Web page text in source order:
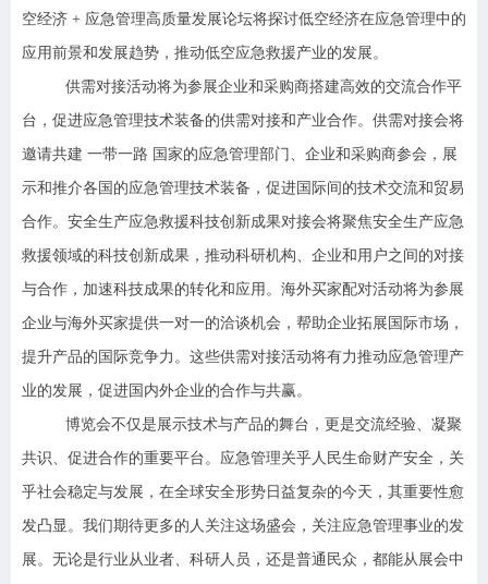
空经济 + 应急管理高质量发展论坛将探讨低空经济在应急管理中的
应用前景和发展趋势，推动低空应急救援产业的发展。
供需对接活动将为参展企业和采购商搭建高效的交流合作平
台，促进应急管理技术装备的供需对接和产业合作。供需对接会将
邀请共建 一带一路 国家的应急管理部门、企业和采购商参会，展
示和推介各国的应急管理技术装备，促进国际间的技术交流和贸易
合作。安全生产应急救援科技创新成果对接会将聚焦安全生产应急
救援领域的科技创新成果，推动科研机构、企业和用户之间的对接
与合作，加速科技成果的转化和应用。海外买家配对活动将为参展
企业与海外买家提供一对一的洽谈机会，帮助企业拓展国际市场，
提升产品的国际竞争力。这些供需对接活动将有力推动应急管理产
业的发展，促进国内外企业的合作与共赢。
博览会不仅是展示技术与产品的舞台，更是交流经验、凝聚
共识、促进合作的重要平台。应急管理关乎人民生命财产安全，关
乎社会稳定与发展，在全球安全形势日益复杂的今天，其重要性愈
发凸显。我们期待更多的人关注这场盛会，关注应急管理事业的发
展。无论是行业从业者、科研人员，还是普通民众，都能从展会中